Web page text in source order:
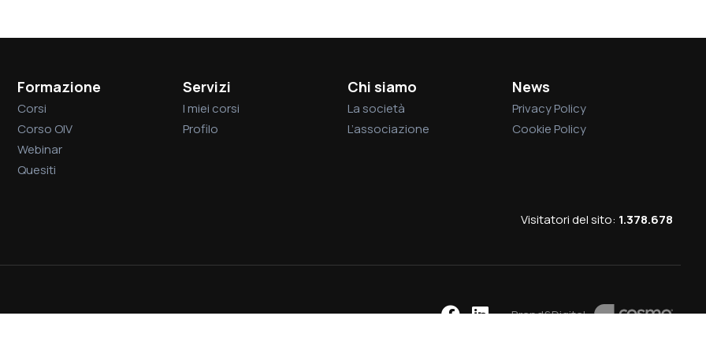
Formazione
Corsi
Corso OIV
Webinar
Quesiti
Servizi
I miei corsi
Profilo
Chi siamo
La società
L’associazione
News
Privacy Policy
Cookie Policy
Visitatori del sito: 1.378.678
Brand&Digital